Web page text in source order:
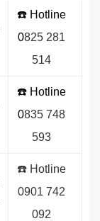
☎️ Hotline
0825 281
514
☎️ Hotline
0835 748
593
☎️ Hotline
0901 742
092